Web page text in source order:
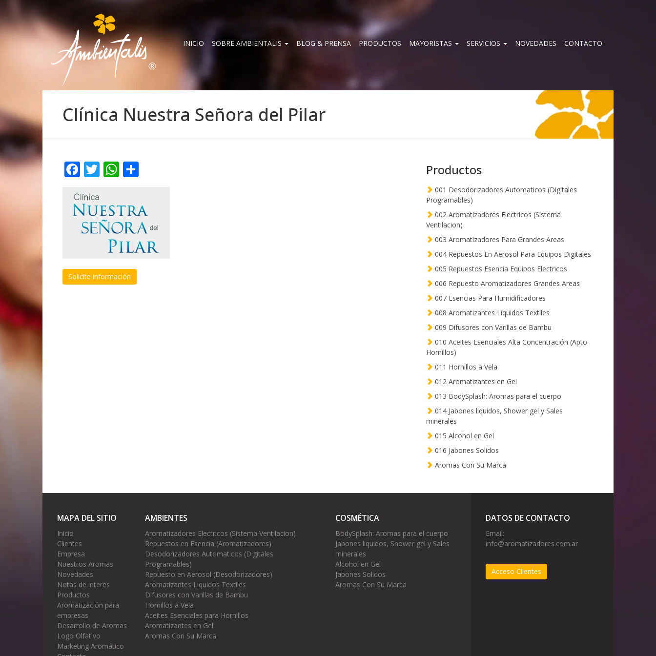
INICIO SOBRE AMBIENTALIS BLOG & PRENSA PRODUCTOS MAYORISTAS SERVICIOS NOVEDADES CONTACTO
Clínica Nuestra Señora del Pilar
Facebook
TwitterWhatsApp
Solicite información
Productos
001 Desodorizadores Automaticos (Digitales
Programables)
002 Aromatizadores Electricos (Sistema
Ventilacion)
003 Aromatizadores Para Grandes Areas
004 Repuestos En Aerosol Para Equipos Digitales
005 Repuestos Esencia Equipos Electricos
006 Repuesto Aromatizadores Grandes Areas
007 Esencias Para Humidificadores
008 Aromatizantes Liquidos Textiles
009 Difusores con Varillas de Bambu
010 Aceites Esenciales Alta Concentración (Apto
Hornillos)
011 Hornillos a Vela
012 Aromatizantes en Gel
013 BodySplash: Aromas para el cuerpo
014 Jabones liquidos, Shower gel y Sales
minerales
015 Alcohol en Gel
016 Jabones Solidos
Aromas Con Su Marca
MAPA DEL SITIO
Inicio
Clientes
Empresa
Nuestros Aromas
Novedades
Notas de interes
Productos
Aromatización para
empresas
Desarrollo de Aromas
Logo Olfativo
Marketing Aromático
AMBIENTES
Aromatizadores Electricos (Sistema Ventilacion)
Repuestos en Esencia (Aromatizadores)
Desodorizadores Automaticos (Digitales
Programables)
Repuesto en Aerosol (Desodorizadores)
Aromatizantes Liquidos Textiles
Difusores con Varillas de Bambu
Hornillos a Vela
Aceites Esenciales para Hornillos
Aromatizantes en Gel
Aromas Con Su Marca
COSMÉTICA
BodySplash: Aromas para el cuerpo
Jabones liquidos, Shower gel y Sales
minerales
Alcohol en Gel
Jabones Solidos
Aromas Con Su Marca
DATOS DE CONTACTO
Email:
info@aromatizadores.com.ar
Acceso Clientes